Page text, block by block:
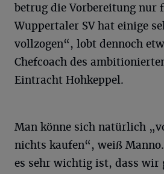
betrug die Vorbereitung nur
Wuppertaler SV hat einige
vollzogen“, lobt dennoch
Chefcoach des
Eintracht Hohkeppel.
Man könne sich natürlich
nichts kaufen“, weiß
es sehr wichtig ist, dass wir